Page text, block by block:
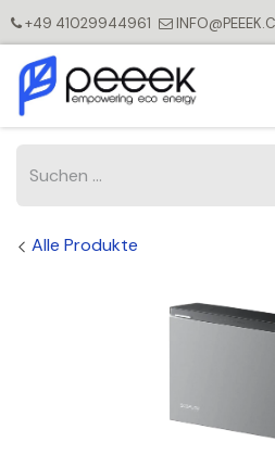
+49 41029944961
Alle Produkte